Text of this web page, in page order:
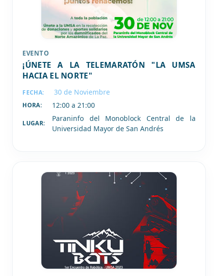
EVENTO
¡ÚNETE A LA TELEMARATÓN "LA UMSA
HACIA EL NORTE"
FECHA: 30 de Noviembre
HORA: 12:00 a 21:00
LUGAR:
Paraninfo del Monoblock Central de la
Universidad Mayor de San Andrés